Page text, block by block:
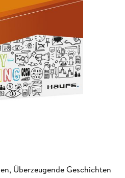
Überzeugende Geschichten